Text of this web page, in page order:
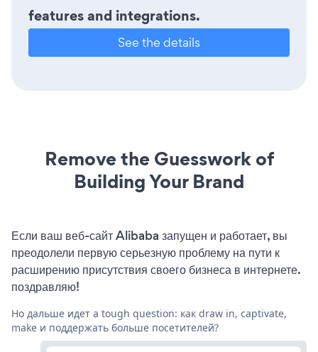
features and integrations.
See the details
Remove the Guesswork of
Building Your Brand
Если ваш веб-сайт Alibaba запущен и работает, вы
преодолели первую серьезную проблему на пути к
расширению присутствия своего бизнеса в интернете.
поздравляю!
Но дальше идет a tough question: как draw in, captivate,
make и поддержать больше посетителей?